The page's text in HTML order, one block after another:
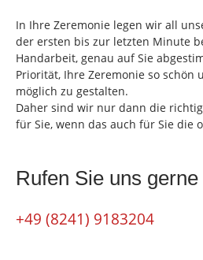
In Ihre Zeremonie legen wir all
der ersten bis zur letzten Minute
Handarbeit, genau auf Sie
Priorität, Ihre Zeremonie so schön
möglich zu gestalten.
Daher sind wir nur dann die
für Sie, wenn das auch für Sie die
Rufen Sie uns gerne
+49 (8241) 9183204